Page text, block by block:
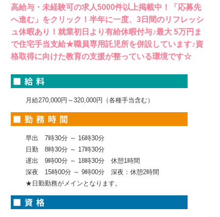
高給与・未経験可の求人5000件以上掲載中！「応募先
へ進む」をクリック！半年に一度、3日間のリフレッシ
ュ休暇あり！就業初日より有給休暇付与♪最大 5万円ま
で住宅手当支給★職員専用託児所を併設しています♪資
格取得に向けた教育の支援が整っている環境です☆
月給270,000円～320,000円（各種手当含む）
早出 7時30分 ～ 16時30分
日勤 8時30分 ～ 17時30分
遅出 9時00分 ～ 18時30分 休憩1時間
深夜 15時00分 ～ 9時00分 深夜：休憩2時間
★日勤勤務がメインとなります。